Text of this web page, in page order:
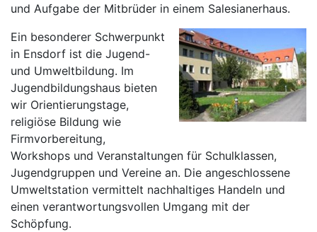
und Aufgabe der Mitbrüder in einem Salesianerhaus.
Ein besonderer Schwerpunkt
in Ensdorf ist die Jugend-
und Umweltbildung. Im
Jugendbildungshaus bieten
wir Orientierungstage,
religiöse Bildung wie
Firmvorbereitung,
Workshops und Veranstaltungen für Schulklassen,
Jugendgruppen und Vereine an. Die angeschlossene
Umweltstation vermittelt nachhaltiges Handeln und
einen verantwortungsvollen Umgang mit der
Schöpfung.